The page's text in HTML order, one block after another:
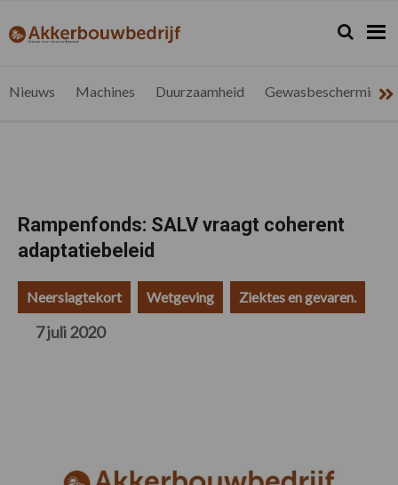
de
de
de
de
akkerbouwbedrijf.be
Nieuws
Zoeken...
Zoek
Nieuws Machines Duurzaamheid Gewasbescherming
Rampenfonds: SALV vraagt coherent
adaptatiebeleid
Neerslagtekort Wetgeving Ziektes en gevaren.
7 juli 2020